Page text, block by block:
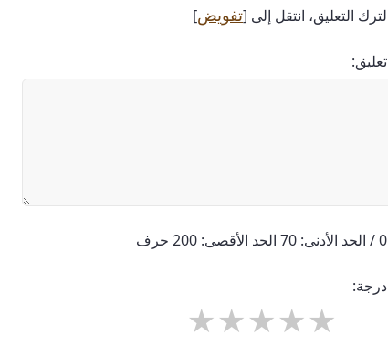
لترك التعليق، انتقل إلى [تفويض]
تعليق:
0 / الحد الأدنى: 70 الحد الأقصى: 200 حرف
درجة: